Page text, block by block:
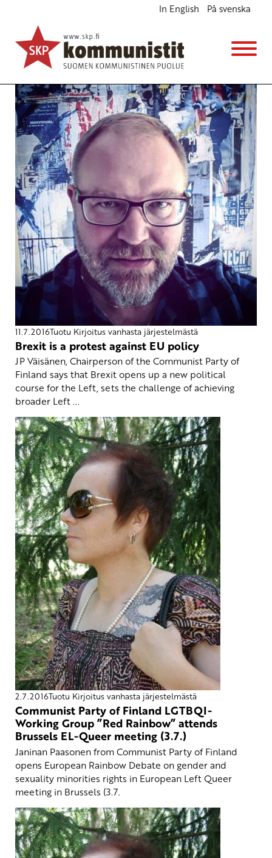
In English På svenska
järjestelmästä
11.7.2016Tuotu Kirjoitus vanhasta järjestelmästä
Brexit is a protest against EU policy
JP Väisänen, Chairperson of the Communist Party of
Finland says that Brexit opens up a new political
course for the Left, sets the challenge of achieving
broader Left ...
2.7.2016Tuotu Kirjoitus vanhasta järjestelmästä
Communist Party of Finland LGTBQI-
Working Group ”Red Rainbow” attends
Brussels EL-Queer meeting (3.7.)
Janinan Paasonen from Communist Party of Finland
opens European Rainbow Debate on gender and
sexuality minorities rights in European Left Queer
meeting in Brussels (3.7.